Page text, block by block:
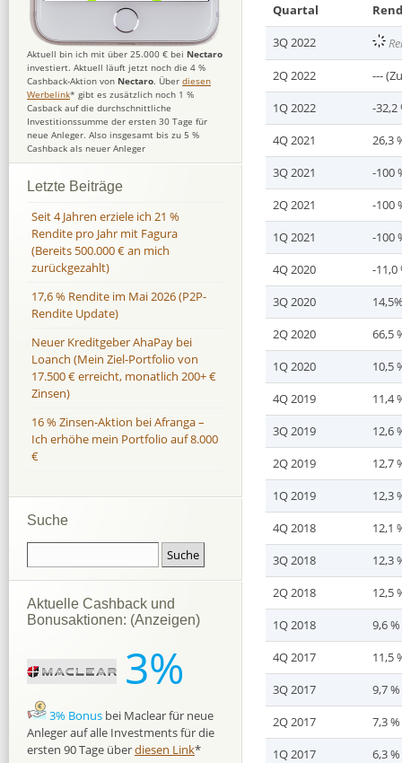
► 37 Millionen €
► Kreditportfolio
► Erstes profitable
► Gewinn 2018: 2,4
► Skin in the Game:
► Führend auf dem
Zinssatz:
Mögliche
Kreditvergabe zu
des Kredits beim
dem Kreditberater zu
24 Stunden Freigabe
► Weiteres
Präsentation:
Geschäftszahlen:
Gesamtes aktuelles
auf
Gesamtes aktuelles
Fast Finance
0,5
Gesamtes aktuelles
KFP1,8 Mio. €auf
Gesamtes aktuelles
Ibancar
0,1 Mio. €
Gesamtes aktuelles
Adwisers
Gesamtes aktuelles
Zur Zeit investiere ich
Gründen:
– Kleinere Anbahner
– Meist erst kürzlich
– Bisher nur sehr
Nur „Viva Credit“
Zukunft noch in
stimmt.
Quartal
3Q 2022
2Q 2022
---
1Q 2022
-
4Q 2021
26,3
3Q 2021
-100
2Q 2021
-100
1Q 2021
-100
4Q 2020
-11,0
3Q 2020
2Q 2020
66,5
1Q 2020
10,5
4Q 2019
11,4
3Q 2019
12,6
2Q 2019
12,7
1Q 2019
12,3
4Q 2018
12,1
3Q 2018
12,3
2Q 2018
12,5
1Q 2018
9,6 %
4Q 2017
11,5
3Q 2017
9,7 %
2Q 2017
7,3 %
1Q 2017
6,3 %
Aktuell bin ich mit über 25.000 € bei Nectaro
investiert. Aktuell läuft jetzt noch die 4 %
Cashback-Aktion von Nectaro. Über diesen
Werbelink* gibt es zusätzlich noch 1 %
Casback auf die durchschnittliche
Investitionssumme der ersten 30 Tage für
neue Anleger. Also insgesamt bis zu 5 %
Cashback als neuer Anleger
Letzte Beiträge
Seit 4 Jahren erziele ich 21 %
Rendite pro Jahr mit Fagura
(Bereits 500.000 € an mich
zurückgezahlt)
17,6 % Rendite im Mai 2026 (P2P-
Rendite Update)
Neuer Kreditgeber AhaPay bei
Loanch (Mein Ziel-Portfolio von
17.500 € erreicht, monatlich 200+ €
Zinsen)
16 % Zinsen-Aktion bei Afranga –
Ich erhöhe mein Portfolio auf 8.000
€
Suche
Aktuelle Cashback und
Bonusaktionen: (Anzeigen)
3%
3% Bonus bei Maclear für neue
Anleger auf alle Investments für die
ersten 90 Tage überdiesen Link*